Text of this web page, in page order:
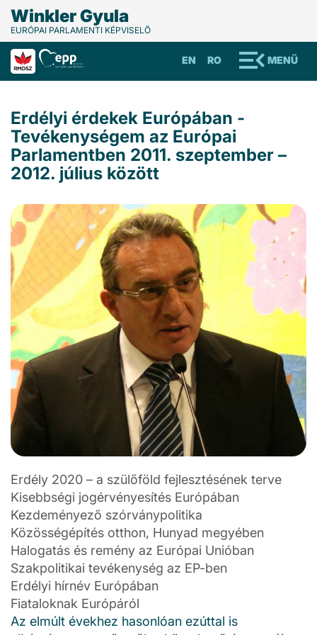
Winkler Gyula
EURÓPAI PARLAMENTI KÉPVISELŐ
MENÜ
RO
EN
Erdélyi érdekek Európában -
Tevékenységem az Európai
Parlamentben 2011. szeptember –
2012. július között
Erdély 2020 – a szülőföld fejlesztésének terve
Kisebbségi jogérvényesítés Európában
Kezdeményező szórványpolitika
Közösségépítés otthon, Hunyad megyében
Halogatás és remény az Európai Unióban
Szakpolitikai tevékenység az EP-ben
Erdélyi hírnév Európában
Fiataloknak Európáról
Az elmúlt évekhez hasonlóan ezúttal is